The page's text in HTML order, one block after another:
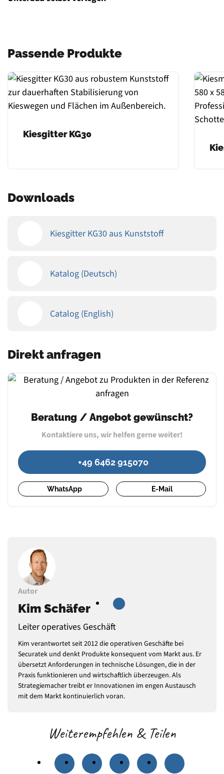
Passende Produkte
Kiesgitter KG30
Downloads
Kiesgitter KG30 aus Kunststoff
Katalog (Deutsch)
Catalog (English)
Direkt anfragen
Beratung / Angebot gewünscht?
Kontaktiere uns, wir helfen gerne weiter!
+49 6462 915070
WhatsApp E-Mail
Autor
Kim Schäfer
Leiter operatives Geschäft
Kim verantwortet seit 2012 die operativen Geschäfte bei
Securatek und denkt Produkte konsequent vom Markt aus. Er
übersetzt Anforderungen in technische Lösungen, die in der
Praxis funktionieren und wirtschaftlich überzeugen. Als
Strategiemacher treibt er Innovationen im engen Austausch
mit dem Markt kontinuierlich voran.
Weiterempfehlen & Teilen